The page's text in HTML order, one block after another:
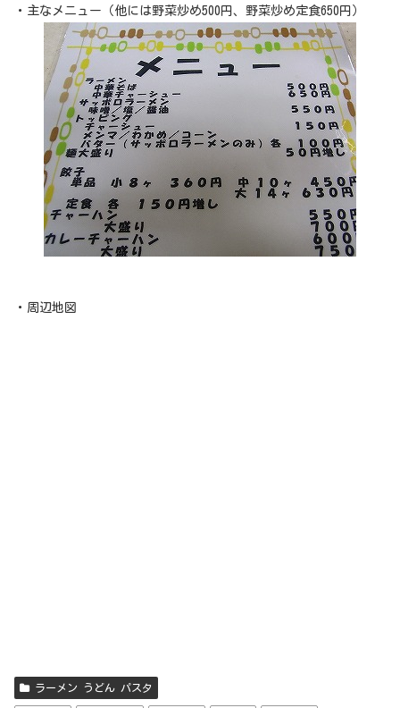
・主なメニュー（他には野菜炒め500円、野菜炒め定食650円）
・周辺地図
ラーメン うどん パスタ